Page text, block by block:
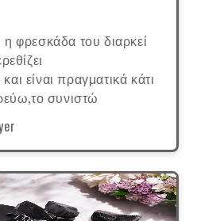
φρεσκάδα του διαρκεί
είναι πραγματικά κάτι
συνιστώ